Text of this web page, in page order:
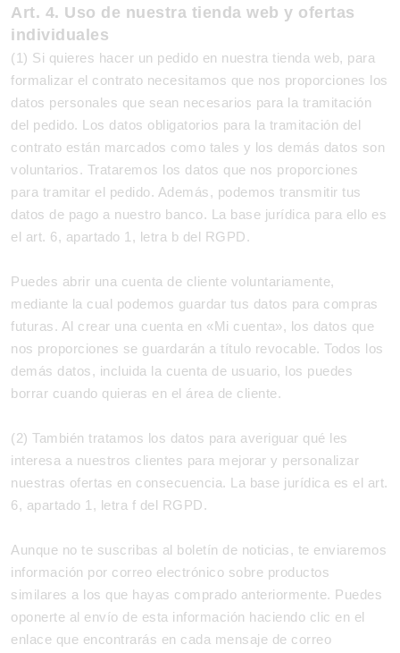
Art. 4. Uso de nuestra tienda web y ofertas
individuales
(1) Si quieres hacer un pedido en nuestra tienda web, para
formalizar el contrato necesitamos que nos proporciones los
datos personales que sean necesarios para la tramitación
del pedido. Los datos obligatorios para la tramitación del
contrato están marcados como tales y los demás datos son
voluntarios. Trataremos los datos que nos proporciones
para tramitar el pedido. Además, podemos transmitir tus
datos de pago a nuestro banco. La base jurídica para ello es
el art. 6, apartado 1, letra b del RGPD.
Puedes abrir una cuenta de cliente voluntariamente,
mediante la cual podemos guardar tus datos para compras
futuras. Al crear una cuenta en «Mi cuenta», los datos que
nos proporciones se guardarán a título revocable. Todos los
demás datos, incluida la cuenta de usuario, los puedes
borrar cuando quieras en el área de cliente.
(2) También tratamos los datos para averiguar qué les
interesa a nuestros clientes para mejorar y personalizar
nuestras ofertas en consecuencia. La base jurídica es el art.
6, apartado 1, letra f del RGPD.
Aunque no te suscribas al boletín de noticias, te enviaremos
información por correo electrónico sobre productos
similares a los que hayas comprado anteriormente. Puedes
oponerte al envío de esta información haciendo clic en el
enlace que encontrarás en cada mensaje de correo